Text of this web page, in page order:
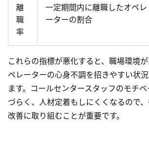
離
職
率
一定期間内に離職したオペレ
ーターの割合
これらの指標が悪化すると、職場環境
ペレーターの心身不調を招きやすい状
ます。コールセンタースタッフのモチ
づらく、人材定着もしにくくなるので
改善に取り組むことが重要です。